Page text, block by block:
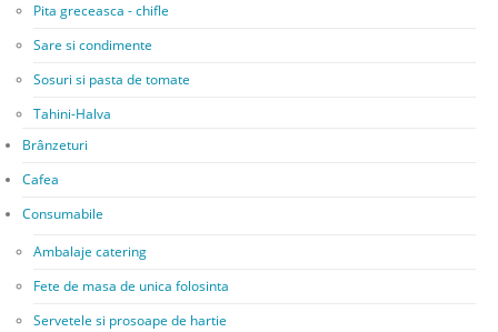
Pita greceasca - chifle
Sare si condimente
Sosuri si pasta de tomate
Tahini-Halva
Brânzeturi
Cafea
Consumabile
Ambalaje catering
Fete de masa de unica folosinta
Servetele si prosoape de hartie